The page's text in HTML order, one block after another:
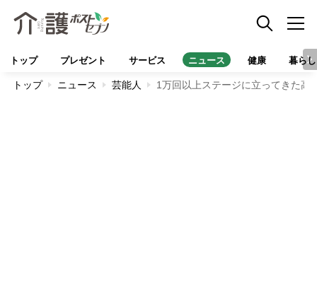
トップ プレゼント サービス ニュース 健康 暮らし
トップ ニュース 芸能人 1万回以上ステージに立ってきた高